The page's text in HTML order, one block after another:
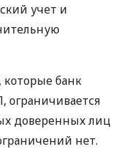
учет и
которые банк
доверенных лиц
нет.